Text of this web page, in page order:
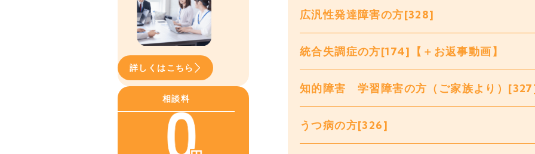
広汎性発達障害の方[328]
統合失調症の方[174]【＋お返事動画】
知的障害 学習障害の方（ご家族より）
うつ病の方[326]
詳しくはこちら
相談料